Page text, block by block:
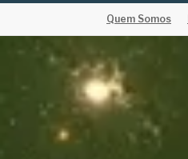
Quem Somos